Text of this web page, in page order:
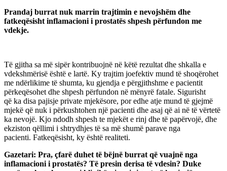
Prandaj burrat nuk marrin trajtimin e nevojshëm dhe
fatkeqësisht inflamacioni i prostatës shpesh përfundon me
vdekje.
Të gjitha sa më sipër kontribuojnë në këtë rezultat dhe shkalla e
vdekshmërisë është e lartë. Ky trajtim joefektiv mund të shoqërohet
me ndërlikime të shumta, ku gjendja e përgjithshme e pacientit
përkeqësohet dhe shpesh përfundon në mënyrë fatale. Sigurisht
që ka disa pajisje private mjekësore, por edhe atje mund të gjejmë
mjekë që nuk i përkushtohen një pacienti dhe asaj që ai në të vërtetë
ka nevojë. Kjo ndodh shpesh te mjekët e rinj dhe të papërvojë, dhe
ekziston qëllimi i shtrydhjes të sa më shumë parave nga
pacienti. Fatkeqësisht, ky është realiteti.
Gazetari: Pra, çfarë duhet të bëjnë burrat që vuajnë nga
inflamacioni i prostatës? Të presin derisa të vdesin? Duke